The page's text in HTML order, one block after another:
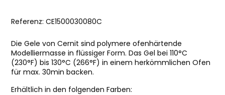
Referenz: CE1500030080C
Die Gele von Cernit sind polymere ofenhärtende
Modelliermasse in flüssiger Form. Das Gel bei 110°C
(230°F) bis 130°C (266°F) in einem herkömmlichen Ofen
für max. 30min backen.
Erhältlich in den folgenden Farben: